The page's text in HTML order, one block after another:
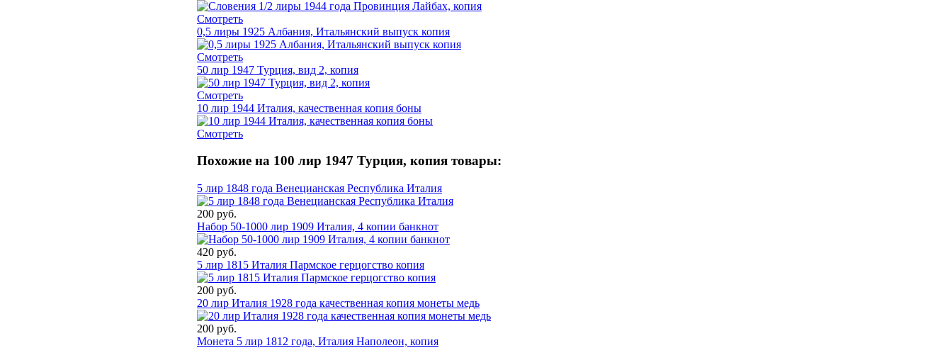
Смотреть
0,5 лиры 1925 Албания, Итальянский выпуск копия
Смотреть
50 лир 1947 Турция, вид 2, копия
Смотреть
10 лир 1944 Италия, качественная копия боны
Смотреть
Похожие на 100 лир 1947 Турция, копия товары:
5 лир 1848 года Венецианская Республика Италия
200 руб.
Набор 50-1000 лир 1909 Италия, 4 копии банкнот
420 руб.
5 лир 1815 Италия Пармское герцогство копия
200 руб.
20 лир Италия 1928 года качественная копия монеты медь
200 руб.
Монета 5 лир 1812 года, Италия Наполеон, копия